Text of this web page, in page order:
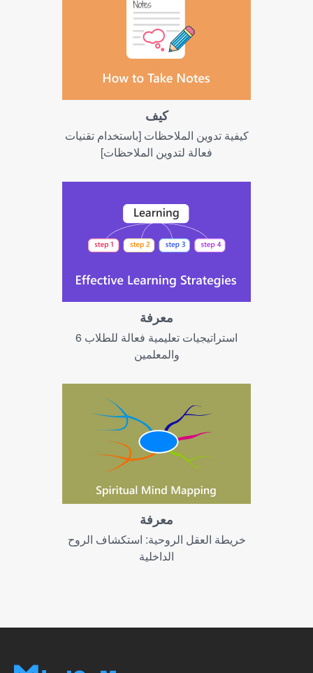
كيف
كيفية تدوين الملاحظات [باستخدام تقنيات
فعالة لتدوين الملاحظات]
معرفة
6 استراتيجيات تعليمية فعالة للطلاب
والمعلمين
معرفة
خريطة العقل الروحية: استكشاف الروح
الداخلية